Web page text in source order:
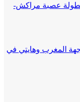
بطولة عصبة مراكش-
المغرب وهايتي في